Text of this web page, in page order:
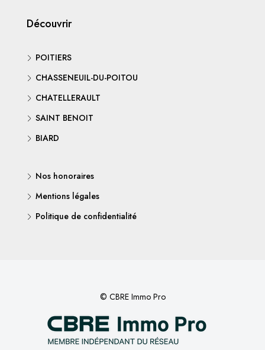
Découvrir
POITIERS
CHASSENEUIL-DU-POITOU
CHATELLERAULT
SAINT BENOIT
BIARD
Nos honoraires
Mentions légales
Politique de confidentialité
© CBRE Immo Pro